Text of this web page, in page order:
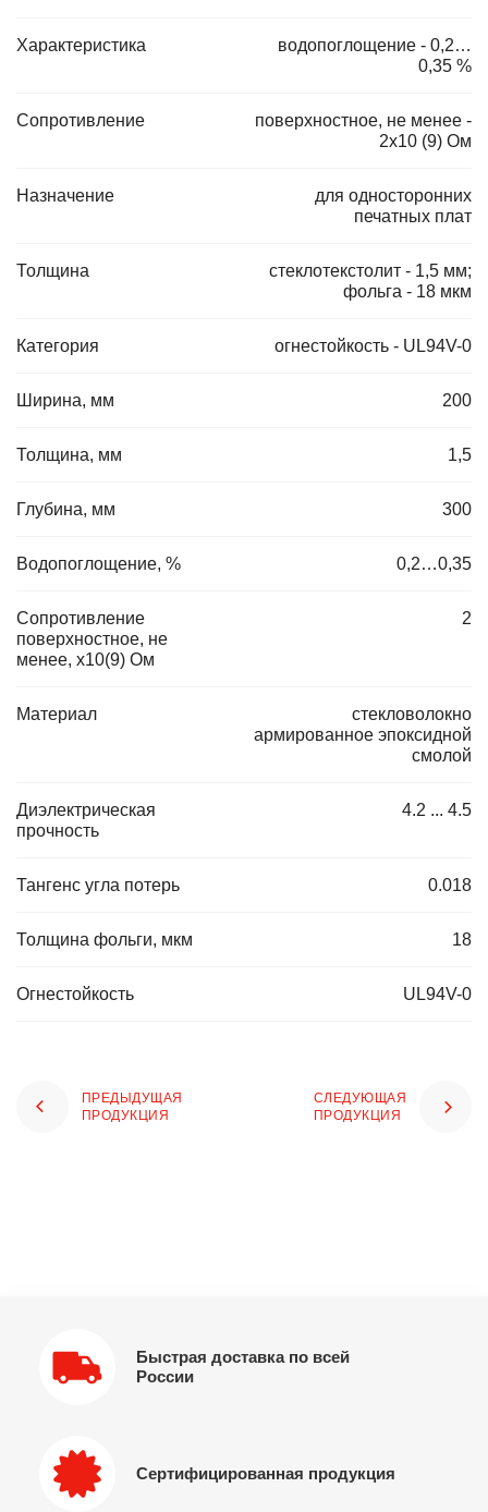
Характеристика
водопоглощение - 0,2…
0,35 %
Сопротивление
поверхностное, не менее -
2х10 (9) Ом
Назначение
для односторонних
печатных плат
Толщина
стеклотекстолит - 1,5 мм;
фольга - 18 мкм
Категория огнестойкость - UL94V-0
Ширина, мм 200
Толщина, мм 1,5
Глубина, мм 300
Водопоглощение, % 0,2…0,35
Сопротивление
поверхностное, не
менее, х10(9) Ом
2
Материал
стекловолокно
армированное эпоксидной
смолой
Диэлектрическая
прочность
4.2 ... 4.5
Тангенс угла потерь 0.018
Толщина фольги, мкм 18
Огнестойкость UL94V-0
ПРЕДЫДУЩАЯ
ПРОДУКЦИЯ
СЛЕДУЮЩАЯ
ПРОДУКЦИЯ
Быстрая доставка по всей
России
Сертифицированная продукция